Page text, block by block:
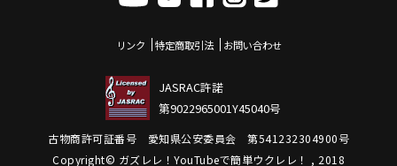
リンク 特定商取引法 お問い合わせ
JASRAC許諾
第9022965001Y45040号
古物商許可証番号 愛知県公安委員会 第541232304900号
Copyright© ガズレレ！YouTubeで簡単ウクレレ！ , 2018